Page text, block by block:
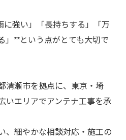
強い」「長持ちする」「万
」**という点がとても大切で
清瀬市を拠点に、東京・埼
いエリアでアンテナ工事を承
、細やかな相談対応・施工の